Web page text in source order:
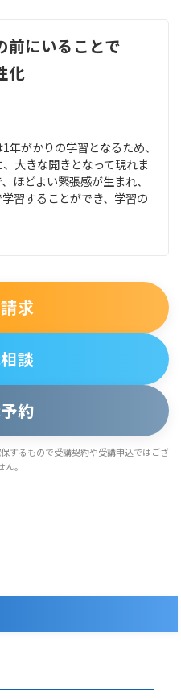
前にいることで
化
がかりの学習となるため、
大きな開きとなって現れま
ほどよい緊張感が生まれ、
習することができ、学習の
求
談
約
するもので受講契約や受講申込ではござ
ん。